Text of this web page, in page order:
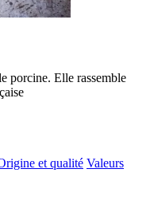
porcine. Elle rassemble
et qualité Valeurs